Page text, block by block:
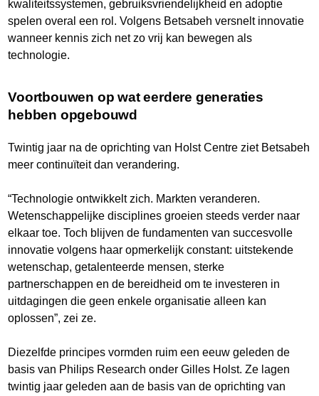
kwaliteitssystemen, gebruiksvriendelijkheid en adoptie
spelen overal een rol. Volgens Betsabeh versnelt innovatie
wanneer kennis zich net zo vrij kan bewegen als
technologie.
Voortbouwen op wat eerdere generaties
hebben opgebouwd
Twintig jaar na de oprichting van Holst Centre ziet Betsabeh
meer continuïteit dan verandering.
“Technologie ontwikkelt zich. Markten veranderen.
Wetenschappelijke disciplines groeien steeds verder naar
elkaar toe. Toch blijven de fundamenten van succesvolle
innovatie volgens haar opmerkelijk constant: uitstekende
wetenschap, getalenteerde mensen, sterke
partnerschappen en de bereidheid om te investeren in
uitdagingen die geen enkele organisatie alleen kan
oplossen”, zei ze.
Diezelfde principes vormden ruim een eeuw geleden de
basis van Philips Research onder Gilles Holst. Ze lagen
twintig jaar geleden aan de basis van de oprichting van